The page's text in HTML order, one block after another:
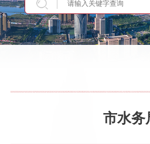
当前位置：首页>政务公开>
市水务